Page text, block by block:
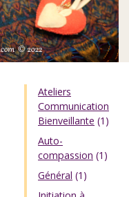
Ateliers
Communication
Bienveillante (1)
Auto-
compassion (1)
Général (1)